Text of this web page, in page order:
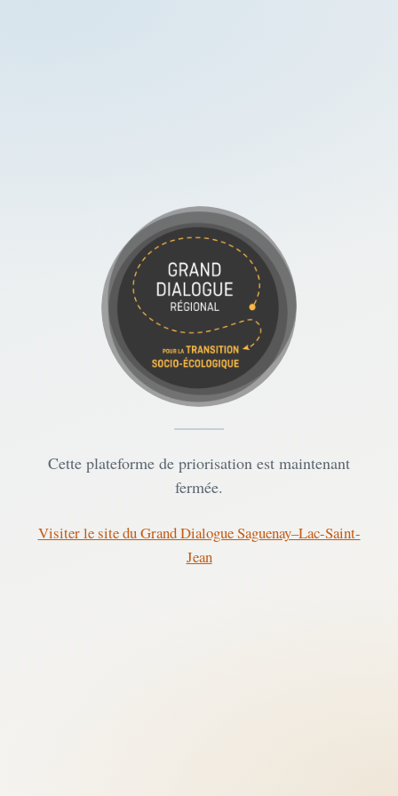
Cette plateforme de priorisation est maintenant
fermée.
Visiter le site du Grand Dialogue Saguenay–Lac-Saint-
Jean